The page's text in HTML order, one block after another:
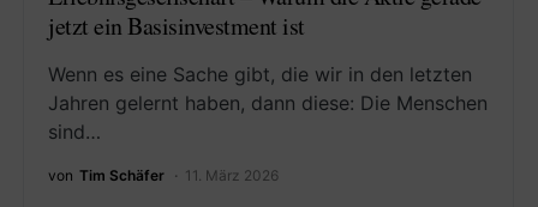
jetzt ein Basisinvestment ist
Wenn es eine Sache gibt, die wir in den letzten
Jahren gelernt haben, dann diese: Die Menschen
sind…
von Tim Schäfer 11. März 2026